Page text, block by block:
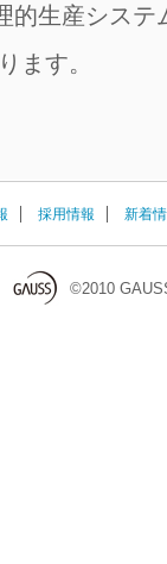
的生産システ
ます。
採用情報 新着
©2010